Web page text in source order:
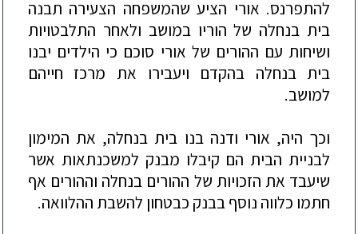
להתפרנס. אורי הציע שהמשפחה הצעירה תבנה
בית בנחלה של הוריו במושב ולאחר התלבטויות
ושיחות עם ההורים של אורי סוכם כי הילדים יבנו
בית בנחלה בהקדם ויעבירו את מרכז חייהם
למושב.
וכך היה, אורי ודנה בנו בית בנחלה, את המימון
לבניית הבית הם קיבלו מבנק למשכנתאות אשר
שיעבד את הזכויות של ההורים בנחלה וההורים אף
חתמו כלווה נוסף בבנק כבטחון להשבת ההלוואה.